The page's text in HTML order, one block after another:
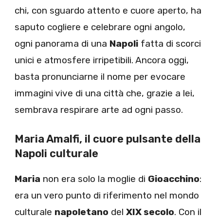
chi, con sguardo attento e cuore aperto, ha
saputo cogliere e celebrare ogni angolo,
ogni panorama di una Napoli fatta di scorci
unici e atmosfere irripetibili. Ancora oggi,
basta pronunciarne il nome per evocare
immagini vive di una città che, grazie a lei,
sembrava respirare arte ad ogni passo.
Maria Amalfi, il cuore pulsante della
Napoli culturale
Maria non era solo la moglie di Gioacchino:
era un vero punto di riferimento nel mondo
culturale napoletano del XIX secolo. Con il